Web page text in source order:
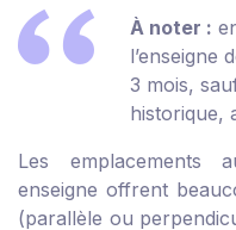
À noter :
l’enseigne
3 mois,
historique,
Les emplacements
enseigne offrent
(parallèle ou